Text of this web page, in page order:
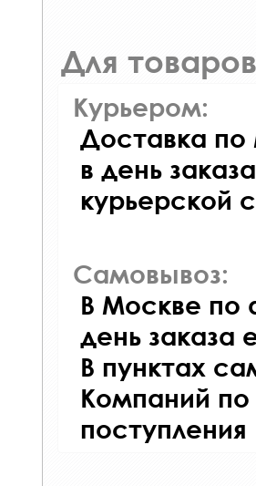
Для
Курьером:
Доставка
в день
курьерской
Самовывоз:
В Москве по
день заказа
В пунктах
Компаний по